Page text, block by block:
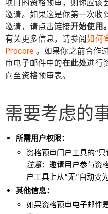
项目的资格预审，则你应该
邀请。如果这是你第一次收
邀请，请点击链接开始使用。
有关更多信息，请参阅如何
Procore 。如果你之前合作
审电子邮件中的在此处进行
向至资格预审表。
需要考虑的
所需用户权限：
资格预审门户工具的“只
注意：邀请用户参与资
户工具上从“无”自动变为
其他信息：
如果资格预审电子邮件